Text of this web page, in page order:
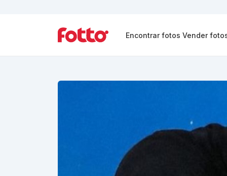
Encontrar fotos Vender